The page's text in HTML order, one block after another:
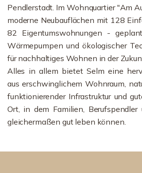
Pendlerstadt. Im Wohnquartier "Am
moderne Neubauflächen mit 128
82 Eigentumswohnungen -
Wärmepumpen und ökologischer
für nachhaltiges Wohnen in der
Alles in allem bietet Selm eine
aus erschwinglichem Wohnraum,
funktionierender Infrastruktur und
Ort, in dem Familien, Berufspendler
gleichermaßen gut leben können.